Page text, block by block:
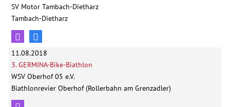
SV Motor Tambach-Dietharz
Tambach-Dietharz
11.08.2018
3. GERMINA-Bike-Biathlon
WSV Oberhof 05 e.V.
Biathlonrevier Oberhof (Rollerbahn am Grenzadler)